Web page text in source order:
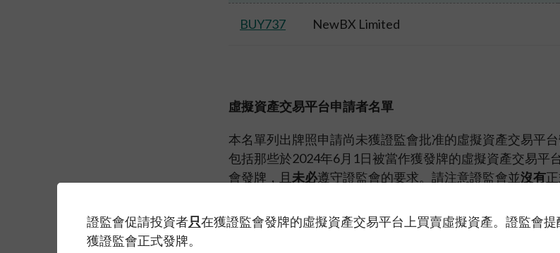
BUY737 NewBX Limited
虛擬資產交易平台申請者名單
本名單列出牌照申請尚未獲證監會批准的虛擬資產交易平
包括那些於2024年6月1日被當作獲發牌的虛擬資產交易
會發牌，且 未必遵守證監會的要求。請注意證監會並沒有
本名單的目的是為幫助公眾判斷一間虛擬資產交易平台是
投資者應參閲以上證監會的“持牌虛擬資產交易平台名單”
證監會促請投資者只在獲證監會發牌的虛擬資產交易平台上買賣虛擬資產。證監會
獲證監會正式發牌。